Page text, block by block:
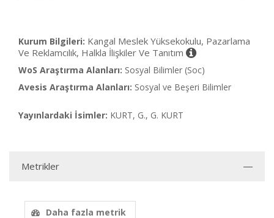
Kurum Bilgileri: Kangal Meslek Yüksekokulu, Pazarlama
Ve Reklamcılık, Halkla İlişkiler Ve Tanıtım
WoS Araştırma Alanları: Sosyal Bilimler (Soc)
Avesis Araştırma Alanları: Sosyal ve Beşeri Bilimler
Yayınlardaki İsimler: KURT, G., G. KURT
Metrikler
Daha fazla metrik